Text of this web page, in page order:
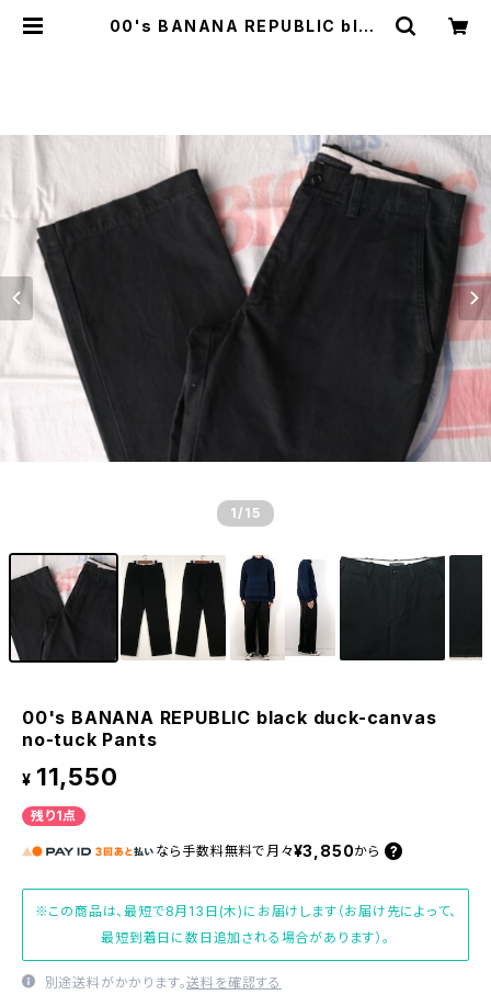
00's BANANA REPUBLIC blac
1 /15
00's BANANA REPUBLIC black duck-canvas
no-tuck Pants
¥ 11,550
残り1点
なら 手数料無料で 月々¥3,850から
※この商品は、最短で8月13日(木)にお届けします（お届け先によって、
最短到着日に数日追加される場合があります）。
別途送料がかかります。送料を確認する